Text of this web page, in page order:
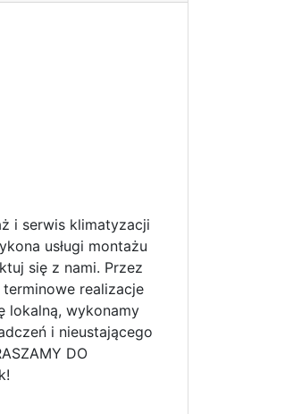
i serwis klimatyzacji
usługi montażu
się z nami. Przez
realizacje
lokalną, wykonamy
i nieustającego
DO